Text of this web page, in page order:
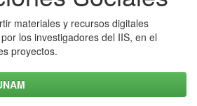
materiales y recursos digitales
los investigadores del IIS, en el
proyectos.